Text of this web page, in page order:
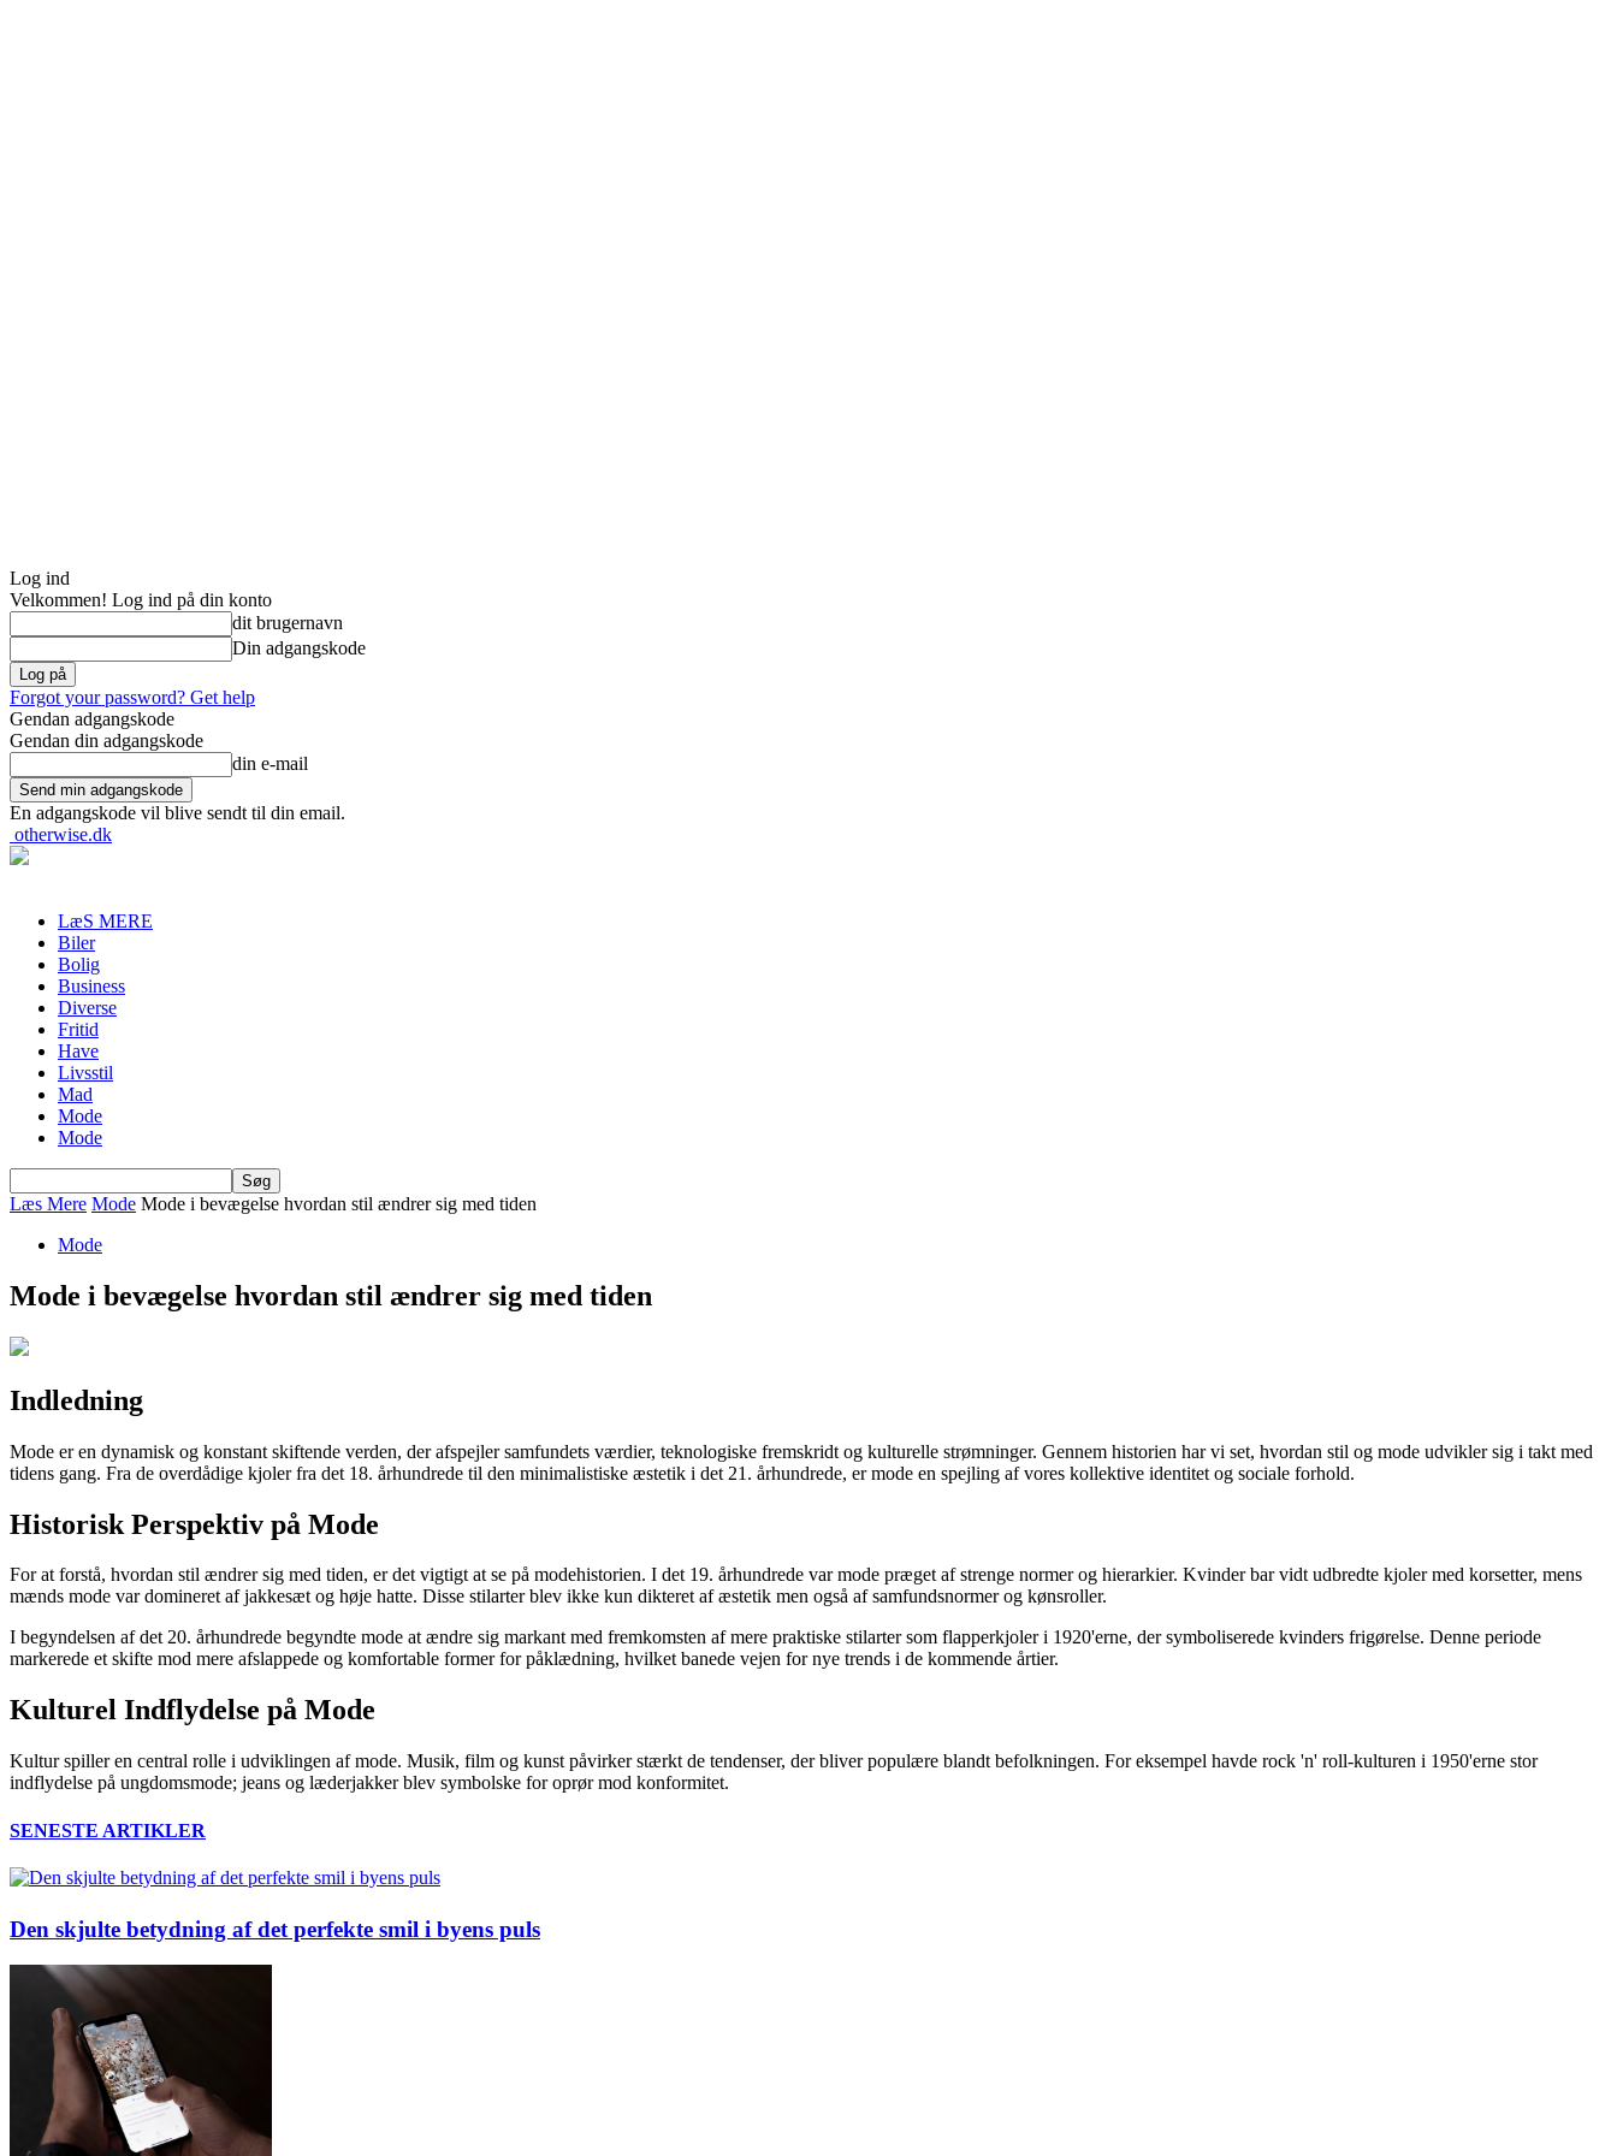
Log ind
Velkommen! Log ind på din konto
dit brugernavn
Din adgangskode
Forgot your password? Get help
Gendan adgangskode
Gendan din adgangskode
din e-mail
En adgangskode vil blive sendt til din email.
otherwise.dk
LæS MERE
Biler
Bolig
Business
Diverse
Fritid
Have
Livsstil
Mad
Mode
Mode
Læs Mere Mode Mode i bevægelse hvordan stil ændrer sig med tiden
Mode
Mode i bevægelse hvordan stil ændrer sig med tiden
Indledning
Mode er en dynamisk og konstant skiftende verden, der afspejler samfundets værdier, teknologiske fremskridt og kulturelle strømninger. Gennem historien har vi set, hvordan stil og mode udvikler sig i takt med
tidens gang. Fra de overdådige kjoler fra det 18. århundrede til den minimalistiske æstetik i det 21. århundrede, er mode en spejling af vores kollektive identitet og sociale forhold.
Historisk Perspektiv på Mode
For at forstå, hvordan stil ændrer sig med tiden, er det vigtigt at se på modehistorien. I det 19. århundrede var mode præget af strenge normer og hierarkier. Kvinder bar vidt udbredte kjoler med korsetter, mens
mænds mode var domineret af jakkesæt og høje hatte. Disse stilarter blev ikke kun dikteret af æstetik men også af samfundsnormer og kønsroller.
I begyndelsen af det 20. århundrede begyndte mode at ændre sig markant med fremkomsten af mere praktiske stilarter som flapperkjoler i 1920'erne, der symboliserede kvinders frigørelse. Denne periode
markerede et skifte mod mere afslappede og komfortable former for påklædning, hvilket banede vejen for nye trends i de kommende årtier.
Kulturel Indflydelse på Mode
Kultur spiller en central rolle i udviklingen af mode. Musik, film og kunst påvirker stærkt de tendenser, der bliver populære blandt befolkningen. For eksempel havde rock 'n' roll-kulturen i 1950'erne stor
indflydelse på ungdomsmode; jeans og læderjakker blev symbolske for oprør mod konformitet.
SENESTE ARTIKLER
Den skjulte betydning af det perfekte smil i byens puls